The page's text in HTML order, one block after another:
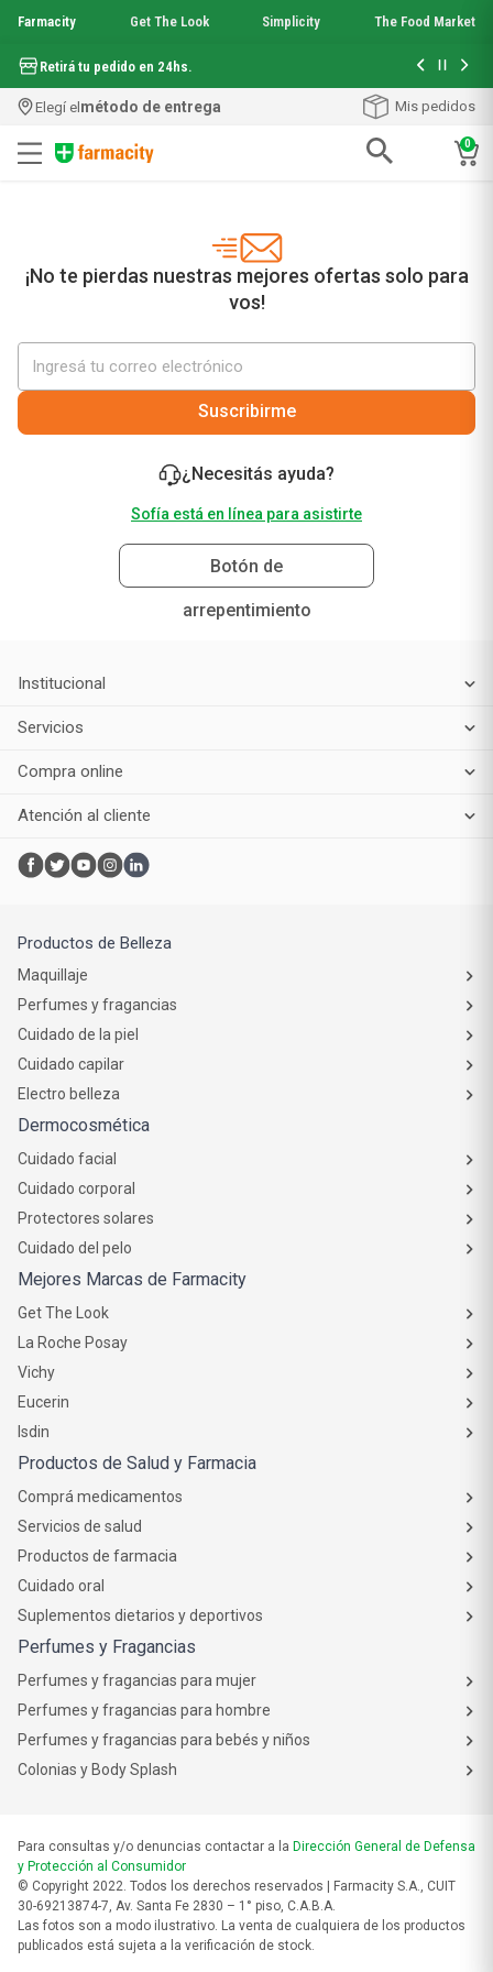
Farmacity Get The Look Simplicity The Food Market
Retirá tu pedido en 24hs. Hasta 6
Elegí elmétodo de entrega Mis pedidos
0
¡No te pierdas nuestras mejores ofertas solo para
vos!
Suscribirme
¿Necesitás ayuda?
Sofía está en línea para asistirte
Botón de
arrepentimiento
Institucional
Servicios
Compra online
Atención al cliente
Productos de Belleza
Maquillaje
Perfumes y fragancias
Cuidado de la piel
Cuidado capilar
Electro belleza
Dermocosmética
Cuidado facial
Cuidado corporal
Protectores solares
Cuidado del pelo
Mejores Marcas de Farmacity
Get The Look
La Roche Posay
Vichy
Eucerin
Isdin
Productos de Salud y Farmacia
Comprá medicamentos
Servicios de salud
Productos de farmacia
Cuidado oral
Suplementos dietarios y deportivos
Perfumes y Fragancias
Perfumes y fragancias para mujer
Perfumes y fragancias para hombre
Perfumes y fragancias para bebés y niños
Colonias y Body Splash
Para consultas y/o denuncias contactar a la Dirección General de Defensa
y Protección al Consumidor
© Copyright 2022. Todos los derechos reservados | Farmacity S.A., CUIT
30-69213874-7, Av. Santa Fe 2830 – 1° piso, C.A.B.A.
Las fotos son a modo ilustrativo. La venta de cualquiera de los productos
publicados está sujeta a la verificación de stock.
garnier toque seco crema facial
. mineral 89
6
protector solar
8
9